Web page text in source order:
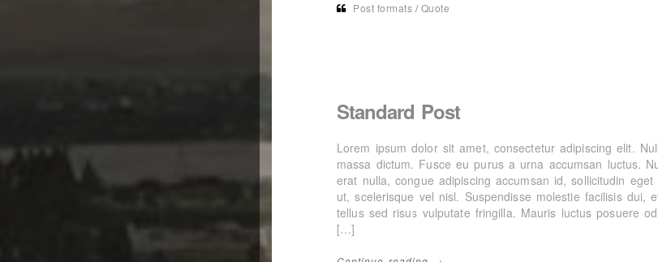
Post formats /Quote
Standard Post
Lorem ipsum dolor sit amet, consectetur adipiscing elit.
massa dictum. Fusce eu purus a urna accumsan luctus.
erat nulla, congue adipiscing accumsan id, sollicitudin
ut, scelerisque vel nisl. Suspendisse molestie facilisis dui,
tellus sed risus vulputate fringilla. Mauris luctus posuere
[…]